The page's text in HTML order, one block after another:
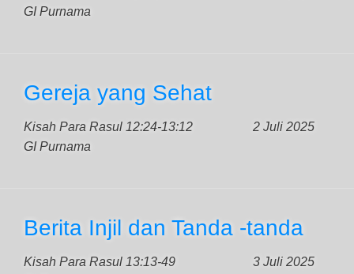
GI Purnama
Gereja yang Sehat
Kisah Para Rasul 12:24-13:12
2 Juli 2025
GI Purnama
Berita Injil dan Tanda -tanda
Kisah Para Rasul 13:13-49
3 Juli 2025